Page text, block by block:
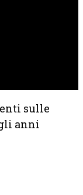
sulle
anni